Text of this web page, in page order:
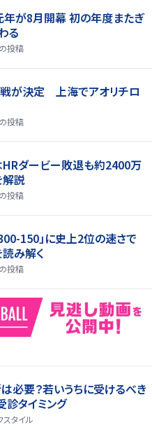
年が8月開幕 初の年度またぎ
る
投稿
戦が決定 上海でアオリチロ
投稿
HRダービー敗退も約2400万
解説
投稿
150」に史上2位の速さで
み解く
投稿
必要？若いうちに受けるべき
診タイミング
スタイル